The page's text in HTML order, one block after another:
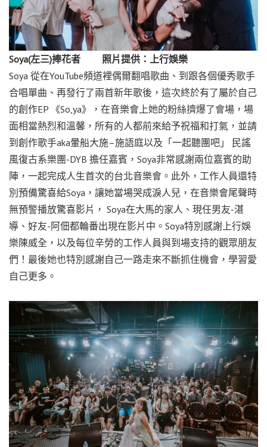
Soya(左三)捧花者 照片提供：上行娛樂
Soya 從在YouTube頻道裡偶爾翻唱歌曲、到跟各個優秀歌手
合唱單曲、再發行了兩首新年歌後，這次終於有了屬於自己
的創作EP 《So,ya》，在音樂會上她的粉絲擠爆了會場，場
面相當熱烈和溫馨，所有的人都前來給予祝福和打氣，並請
到創作歌手aka暈船大施–施語庭以及「一起聽團吧」 民謠
風復古系樂團-DYB 擔任嘉賓，Soya非常感謝兩位嘉賓的助
陣，一起完成人生首次的台北音樂會。此外，工作人員還特
別預備驚喜給Soya，讓她當場哭成淚人兒，在音樂會尾聲時
無預警播放驚喜影片， Soya在大馬的家人、現任男友-湛
導、好友-阿佃都輪番出現在影片中。Soya特別感謝上行娛
樂陳威全，以及每位辛勞的工作人員與到場支持的觀眾朋友
們！最後她也特別感謝自己一路走來不斷抓住機會，學習愛
自己更多。